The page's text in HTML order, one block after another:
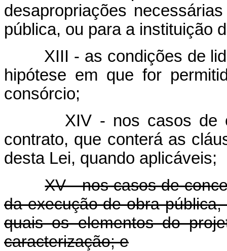
desapropriações
pública, ou para a instituição
XIII - as condições de
hipótese em que for
consórcio;
XIV - nos casos de
contrato, que conterá as
desta Lei, quando aplicáveis;
XV - nos casos de
da execução de obra
quais os elementos do
caracterização; e